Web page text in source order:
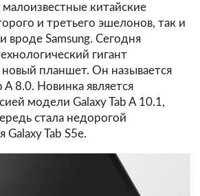
китайские
и третьего эшелонов, так и
вроде Samsung. Сегодня
гигант
новый планшет. Он называется
A 8.0. Новинка является
модели Galaxy Tab A 10.1,
стала недорогой
Galaxy Tab S5e.